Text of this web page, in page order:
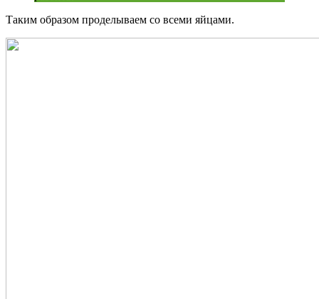
Таким образом проделываем со всеми яйцами.